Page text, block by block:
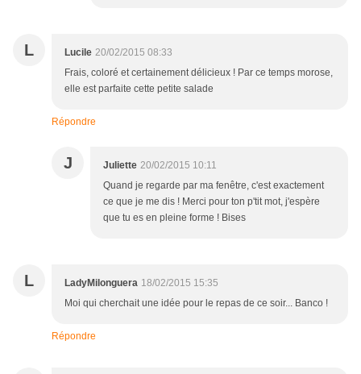
L Lucile 20/02/2015 08:33
Frais, coloré et certainement délicieux ! Par ce temps morose,
elle est parfaite cette petite salade
Répondre
J Juliette 20/02/2015 10:11
Quand je regarde par ma fenêtre, c'est exactement
ce que je me dis ! Merci pour ton p'tit mot, j'espère
que tu es en pleine forme ! Bises
L LadyMilonguera 18/02/2015 15:35
Moi qui cherchait une idée pour le repas de ce soir... Banco !
Répondre